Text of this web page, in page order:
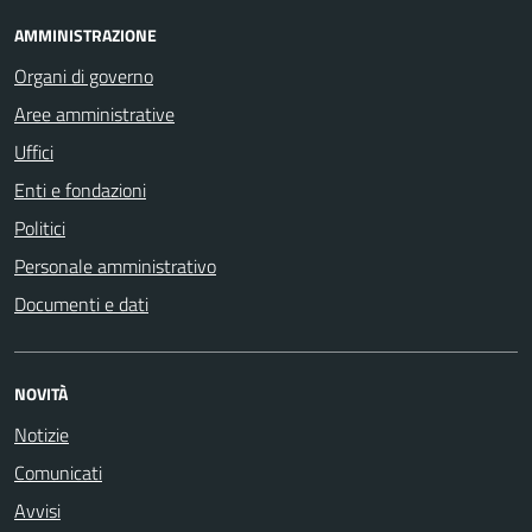
AMMINISTRAZIONE
Organi di governo
Aree amministrative
Uffici
Enti e fondazioni
Politici
Personale amministrativo
Documenti e dati
NOVITÀ
Notizie
Comunicati
Avvisi